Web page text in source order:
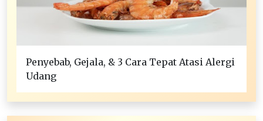
Penyebab, Gejala, & 3 Cara Tepat Atasi Alergi
Udang